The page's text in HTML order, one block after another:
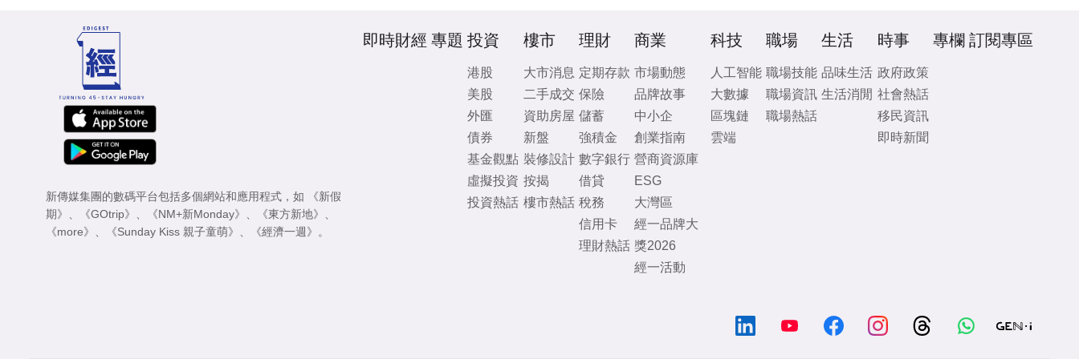
新傳媒集團的數碼平台包括多個網站和應用程式，如
《新假
期》
《GOtrip》 《NM+新Monday》 《東方新地》
《more》
《Sunday Kiss 親子童萌》 《經濟一週》 。
即時財經 專題 投資
港股
美股
外匯
債券
基金觀點
虛擬投資
投資熱話
樓市
大市消息
二手成交
資助房屋
新盤
裝修設計
按揭
樓市熱話
理財
定期存款
保險
儲蓄
強積金
數字銀行
借貸
稅務
信用卡
理財熱話
商業
市場動態
品牌故事
中小企
創業指南
營商資源庫
ESG
大灣區
經一品牌大
獎2026
經一活動
科技
人工智能
大數據
區塊鏈
雲端
職場
職場技能
職場資訊
職場熱話
生活
品味生活
生活消閒
時事
政府政策
社會熱話
移民資訊
即時新聞
專欄 訂閱專區